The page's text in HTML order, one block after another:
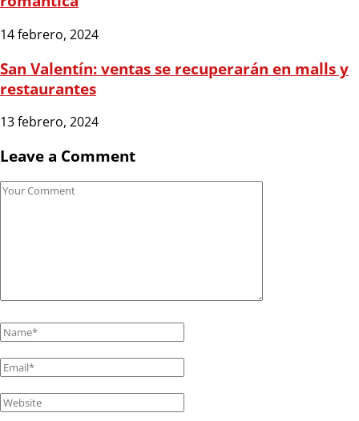
14 febrero, 2024
San Valentín: ventas se recuperarán en malls y
restaurantes
13 febrero, 2024
Leave a Comment